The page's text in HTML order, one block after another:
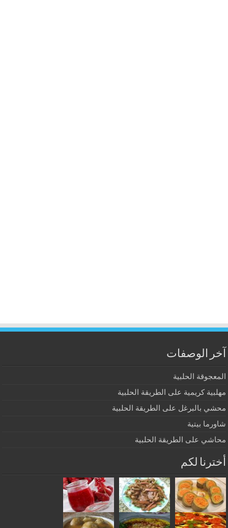
آخر الوصفات
المعجوقة الحلبية
مهلبية كريمية على الطريقة الحلبية
محشي بالبرغل على الطريقة الحلبية
شاورما بيتية
محاشي على الطريقة الحلبية
أخترنا لكم